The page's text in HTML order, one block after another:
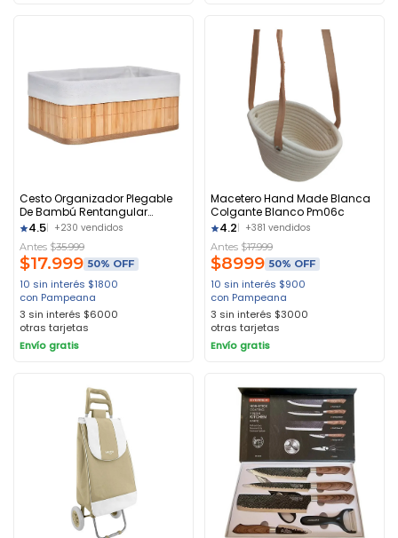
Cesto Organizador Plegable
De Bambú Rentangular
33x23x14 Cm
4.5 +230 vendidos
Antes $35.999
$17.999 50% OFF
10 sin interés $1800
con Pampeana
3 sin interés $6000
otras tarjetas
Envío gratis
Macetero Hand Made Blanca
Colgante Blanco Pm06c
4.2 +381 vendidos
Antes $17.999
$8999 50% OFF
10 sin interés $900
con Pampeana
3 sin interés $3000
otras tarjetas
Envío gratis